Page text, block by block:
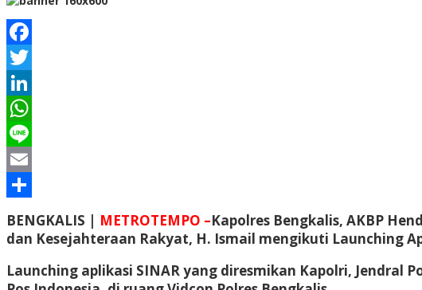
Facebook
Twitter
LinkedIn
WhatsApp
Line
Email
BENGKALIS | METROTEMPO –Kapolres Bengkalis, AKBP
dan Kesejahteraan Rakyat, H. Ismail mengikuti Launching
Launching aplikasi SINAR yang diresmikan Kapolri, Jendral